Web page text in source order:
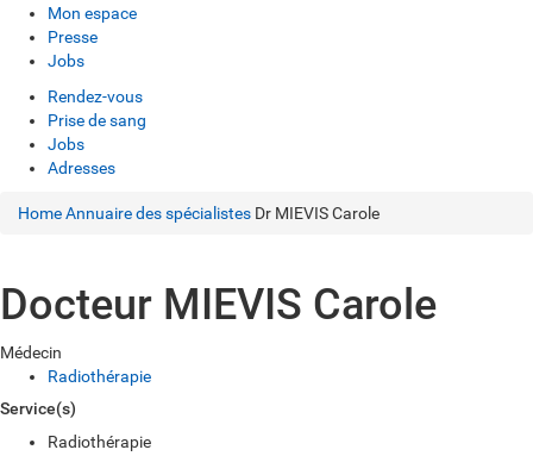
Mon espace
Presse
Jobs
Rendez-vous
Prise de sang
Jobs
Adresses
HomeAnnuaire des spécialistes Dr MIEVIS Carole
Docteur MIEVIS Carole
Médecin
Radiothérapie
Service(s)
Radiothérapie